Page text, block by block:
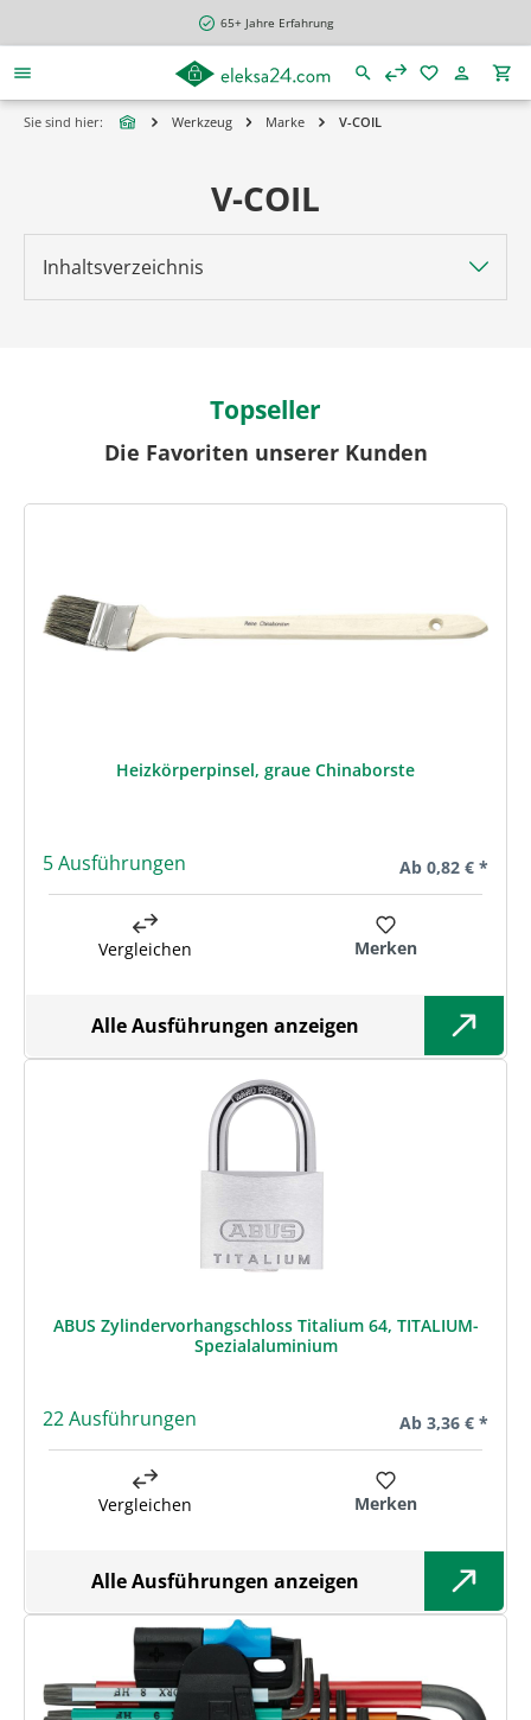
65+ Jahre Erfahrung
Sie sind hier: Werkzeug Marke V-COIL
Inhaltsverzeichnis
V-COIL
Topseller
Die Favoriten unserer Kunden
Heizkörperpinsel, graue Chinaborste
5 Ausführungen Regulärer Preis:
Ab 0,82 € *
Vergleichen Merken
Alle Ausführungen anzeigen
ABUS Zylindervorhangschloss Titalium 64, TITALIUM-
Spezialaluminium
22 Ausführungen Regulärer Preis:
Ab 3,36 € *
Vergleichen Merken
Alle Ausführungen anzeigen